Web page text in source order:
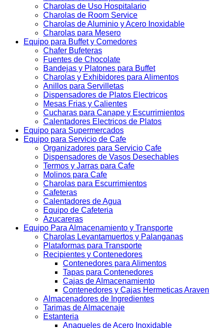
Charolas de Uso Hospitalario
Charolas de Room Service
Charolas de Aluminio y Acero Inoxidable
Charolas para Mesero
Equipo para Buffet y Comedores
Chafer Bufeteras
Fuentes de Chocolate
Bandejas y Platones para Buffet
Charolas y Exhibidores para Alimentos
Anillos para Servilletas
Dispensadores de Platos Electricos
Mesas Frias y Calientes
Cucharas para Canape y Escurrimientos
Calentadores Electricos de Platos
Equipo para Supermercados
Equipo para Servicio de Cafe
Organizadores para Servicio Cafe
Dispensadores de Vasos Desechables
Termos y Jarras para Cafe
Molinos para Cafe
Charolas para Escurrimientos
Cafeteras
Calentadores de Agua
Equipo de Cafeteria
Azucareras
Equipo Para Almacenamiento y Transporte
Charolas Levantamuertos y Palanganas
Plataformas para Transporte
Recipientes y Contenedores
Contenedores para Alimentos
Tapas para Contenedores
Cajas de Almacenamiento
Contenedores y Cajas Hermeticas Araven
Almacenadores de Ingredientes
Tarimas de Almacenaje
Estanteria
Anaqueles de Acero Inoxidable